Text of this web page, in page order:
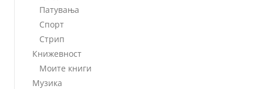
Патувања
Спорт
Стрип
Книжевност
Моите книги
Музика